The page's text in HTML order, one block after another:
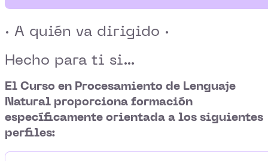
· A quién va dirigido ·
Hecho para ti si...
El Curso en Procesamiento de Lenguaje
Natural proporciona formación
específicamente orientada a los siguientes
perfiles: